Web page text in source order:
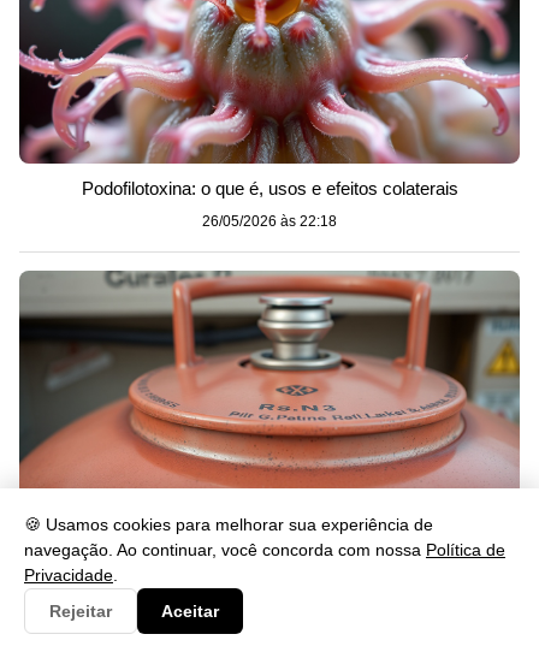
🍪 Usamos cookies para melhorar sua experiência de
navegação. Ao continuar, você concorda com nossa Política de
Privacidade
Rejeitar
Aceitar
Podofilotoxina: o que é, usos e efeitos colaterais
26/05/2026 às 22:18
Propano: o que é, usos e benefícios no dia a dia
26/05/2026 às 22:14